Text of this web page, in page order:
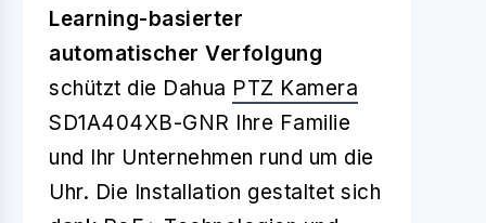
Learning-basierter
automatischer Verfolgung
schützt die Dahua PTZ Kamera
SD1A404XB-GNR Ihre Familie
und Ihr Unternehmen rund um die
Uhr. Die Installation gestaltet sich